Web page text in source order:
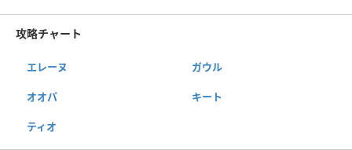
攻略チャート
エレーヌ ガウル
オオパ キート
ティオ